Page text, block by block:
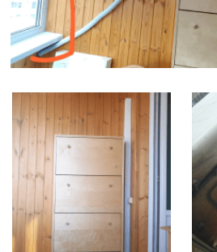
Заправка, дозаправка
Обслуживание, чистка, ТО
Ремонт
Увеличение длины магистрали
Этапы установки кондиционера